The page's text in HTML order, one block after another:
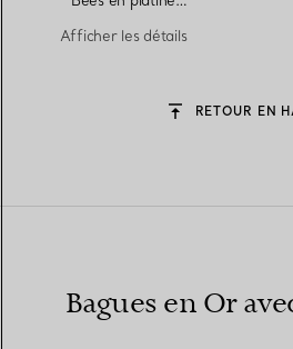
18 carats
Afficher les détails
RETOUR EN
Bagues en Or